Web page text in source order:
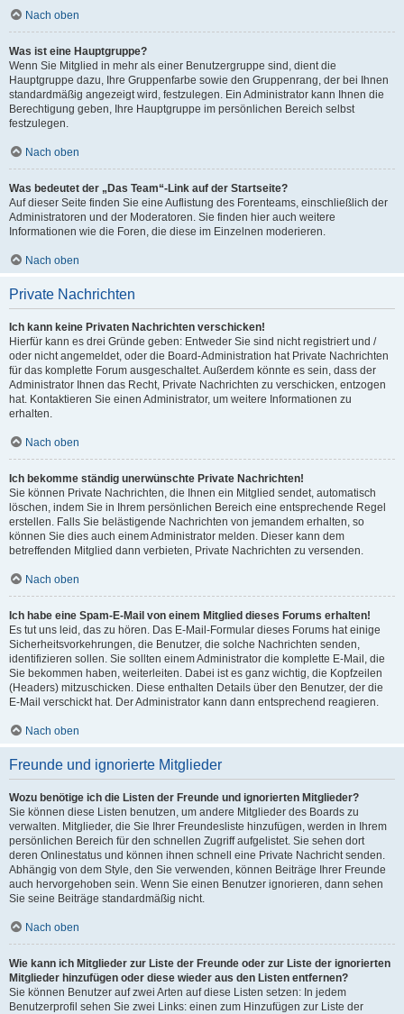
Nach oben
Was ist eine Hauptgruppe?
Wenn Sie Mitglied in mehr als einer Benutzergruppe sind, dient die
Hauptgruppe dazu, Ihre Gruppenfarbe sowie den Gruppenrang, der bei Ihnen
standardmäßig angezeigt wird, festzulegen. Ein Administrator kann Ihnen die
Berechtigung geben, Ihre Hauptgruppe im persönlichen Bereich selbst
festzulegen.
Nach oben
Was bedeutet der „Das Team“-Link auf der Startseite?
Auf dieser Seite finden Sie eine Auflistung des Forenteams, einschließlich der
Administratoren und der Moderatoren. Sie finden hier auch weitere
Informationen wie die Foren, die diese im Einzelnen moderieren.
Nach oben
Private Nachrichten
Ich kann keine Privaten Nachrichten verschicken!
Hierfür kann es drei Gründe geben: Entweder Sie sind nicht registriert und /
oder nicht angemeldet, oder die Board-Administration hat Private Nachrichten
für das komplette Forum ausgeschaltet. Außerdem könnte es sein, dass der
Administrator Ihnen das Recht, Private Nachrichten zu verschicken, entzogen
hat. Kontaktieren Sie einen Administrator, um weitere Informationen zu
erhalten.
Nach oben
Ich bekomme ständig unerwünschte Private Nachrichten!
Sie können Private Nachrichten, die Ihnen ein Mitglied sendet, automatisch
löschen, indem Sie in Ihrem persönlichen Bereich eine entsprechende Regel
erstellen. Falls Sie belästigende Nachrichten von jemandem erhalten, so
können Sie dies auch einem Administrator melden. Dieser kann dem
betreffenden Mitglied dann verbieten, Private Nachrichten zu versenden.
Nach oben
Ich habe eine Spam-E-Mail von einem Mitglied dieses Forums erhalten!
Es tut uns leid, das zu hören. Das E-Mail-Formular dieses Forums hat einige
Sicherheitsvorkehrungen, die Benutzer, die solche Nachrichten senden,
identifizieren sollen. Sie sollten einem Administrator die komplette E-Mail, die
Sie bekommen haben, weiterleiten. Dabei ist es ganz wichtig, die Kopfzeilen
(Headers) mitzuschicken. Diese enthalten Details über den Benutzer, der die
E-Mail verschickt hat. Der Administrator kann dann entsprechend reagieren.
Nach oben
Freunde und ignorierte Mitglieder
Wozu benötige ich die Listen der Freunde und ignorierten Mitglieder?
Sie können diese Listen benutzen, um andere Mitglieder des Boards zu
verwalten. Mitglieder, die Sie Ihrer Freundesliste hinzufügen, werden in Ihrem
persönlichen Bereich für den schnellen Zugriff aufgelistet. Sie sehen dort
deren Onlinestatus und können ihnen schnell eine Private Nachricht senden.
Abhängig von dem Style, den Sie verwenden, können Beiträge Ihrer Freunde
auch hervorgehoben sein. Wenn Sie einen Benutzer ignorieren, dann sehen
Sie seine Beiträge standardmäßig nicht.
Nach oben
Wie kann ich Mitglieder zur Liste der Freunde oder zur Liste der ignorierten
Mitglieder hinzufügen oder diese wieder aus den Listen entfernen?
Sie können Benutzer auf zwei Arten auf diese Listen setzen: In jedem
Benutzerprofil sehen Sie zwei Links: einen zum Hinzufügen zur Liste der